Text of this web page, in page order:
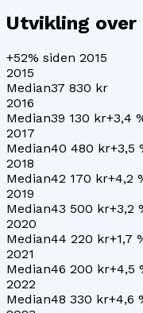
Utvikling over
+52% siden 2015
2015
Median37 830 kr
2016
Median39 130 kr+3,4
2017
Median40 480 kr+3,5
2018
Median42 170 kr+4,2
2019
Median43 500 kr+3,2
2020
Median44 220 kr+1,7
2021
Median46 200 kr+4,5
2022
Median48 330 kr+4,6